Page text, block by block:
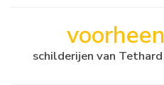
schilderijen van